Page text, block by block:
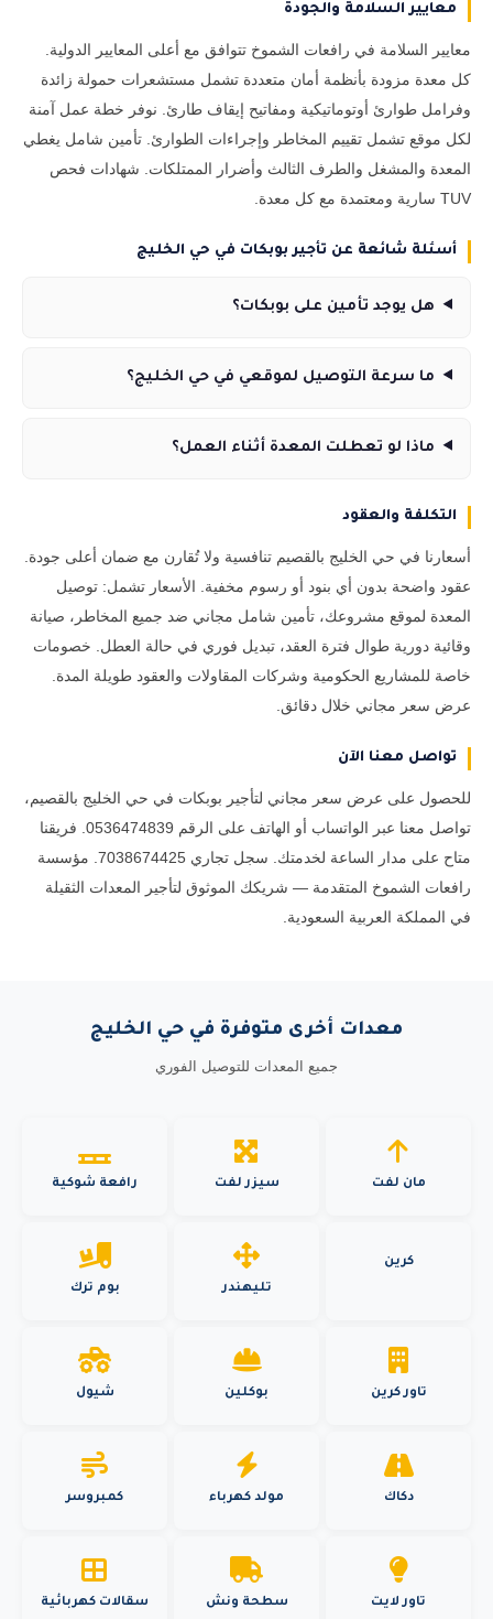
معايير السلامة والجودة
معايير السلامة في رافعات الشموخ تتوافق مع أعلى المعايير الدولية.
كل معدة مزودة بأنظمة أمان متعددة تشمل مستشعرات حمولة زائدة
وفرامل طوارئ أوتوماتيكية ومفاتيح إيقاف طارئ. نوفر خطة عمل آمنة
لكل موقع تشمل تقييم المخاطر وإجراءات الطوارئ. تأمين شامل يغطي
المعدة والمشغل والطرف الثالث وأضرار الممتلكات. شهادات فحص
TUV سارية ومعتمدة مع كل معدة.
أسئلة شائعة عن تأجير بوبكات في حي الخليج
هل يوجد تأمين على بوبكات؟
ما سرعة التوصيل لموقعي في حي الخليج؟
ماذا لو تعطلت المعدة أثناء العمل؟
التكلفة والعقود
أسعارنا في حي الخليج بالقصيم تنافسية ولا تُقارن مع ضمان أعلى جودة.
عقود واضحة بدون أي بنود أو رسوم مخفية. الأسعار تشمل: توصيل
المعدة لموقع مشروعك، تأمين شامل مجاني ضد جميع المخاطر، صيانة
وقائية دورية طوال فترة العقد، تبديل فوري في حالة العطل. خصومات
خاصة للمشاريع الحكومية وشركات المقاولات والعقود طويلة المدة.
عرض سعر مجاني خلال دقائق.
تواصل معنا الآن
للحصول على عرض سعر مجاني لتأجير بوبكات في حي الخليج بالقصيم،
تواصل معنا عبر الواتساب أو الهاتف على الرقم 0536474839. فريقنا
متاح على مدار الساعة لخدمتك. سجل تجاري 7038674425. مؤسسة
رافعات الشموخ المتقدمة — شريكك الموثوق لتأجير المعدات الثقيلة
في المملكة العربية السعودية.
معدات أخرى متوفرة في حي الخليج
جميع المعدات للتوصيل الفوري
مان لفت سيزر لفت رافعة شوكية
كرين
تليهندر
بوم ترك
تاور كرين بوكلين شيول
دكاك مولد كهرباء كمبروسر
تاور لايت سطحة ونش سقالات كهربائية